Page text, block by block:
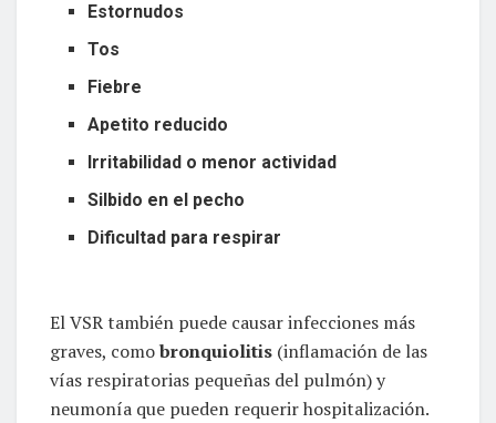
Estornudos
Tos
Fiebre
Apetito reducido
Irritabilidad o menor actividad
Silbido en el pecho
Dificultad para respirar
El VSR también puede causar infecciones más
graves, comobronquiolitis (inflamación de las
vías respiratorias pequeñas del pulmón) y
neumonía que pueden requerir hospitalización.